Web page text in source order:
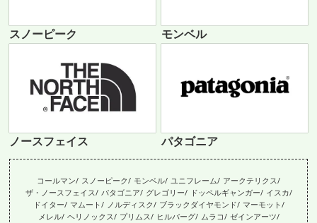
スノーピーク モンベル
ノースフェイス パタゴニア
コールマン スノーピーク モンベル ユニフレーム
アークテリクス
ザ・ノースフェイス パタゴニア グレゴリー ドッペルギャンガー
イスカ
ドイター
マムート ノルディスク ブラックダイヤモンド
マーモット
メレル ヘリノックス プリムス ヒルバーグ ムラコ ゼインアーツ